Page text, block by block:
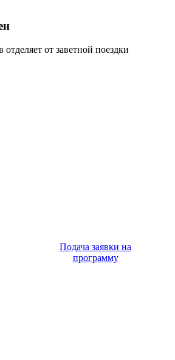
от заветной поездки
Подача заявки на
программу